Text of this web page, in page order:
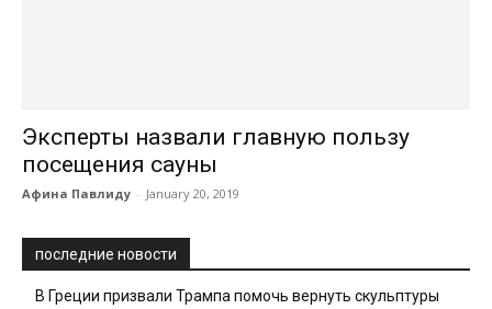
Эксперты назвали главную пользу
посещения сауны
Афина Павлиду - January 20, 2019
последние новости
В Греции призвали Трампа помочь вернуть скульптуры